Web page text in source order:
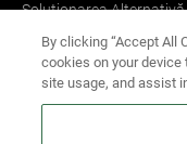
Soluționarea Alternativă
By clicking “Accept All
cookies on your device
site usage, and assist